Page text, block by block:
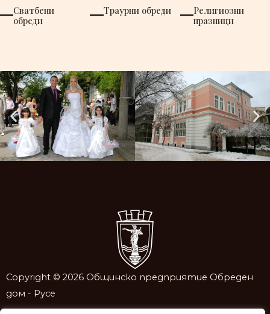
Сватбени
обреди
Траурни обреди
Религиозни
празници
Copyright © 2026 Общинско предприятие Обреден
дом - Русе